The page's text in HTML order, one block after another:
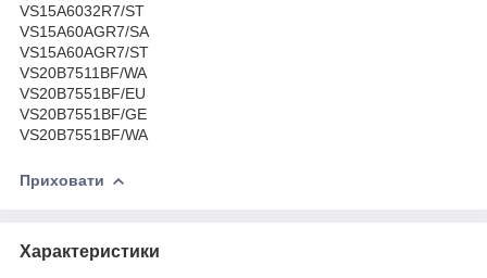
VS15A6032R7/ST
VS15A60AGR7/SA
VS15A60AGR7/ST
VS20B7511BF/WA
VS20B7551BF/EU
VS20B7551BF/GE
VS20B7551BF/WA
Приховати
Характеристики